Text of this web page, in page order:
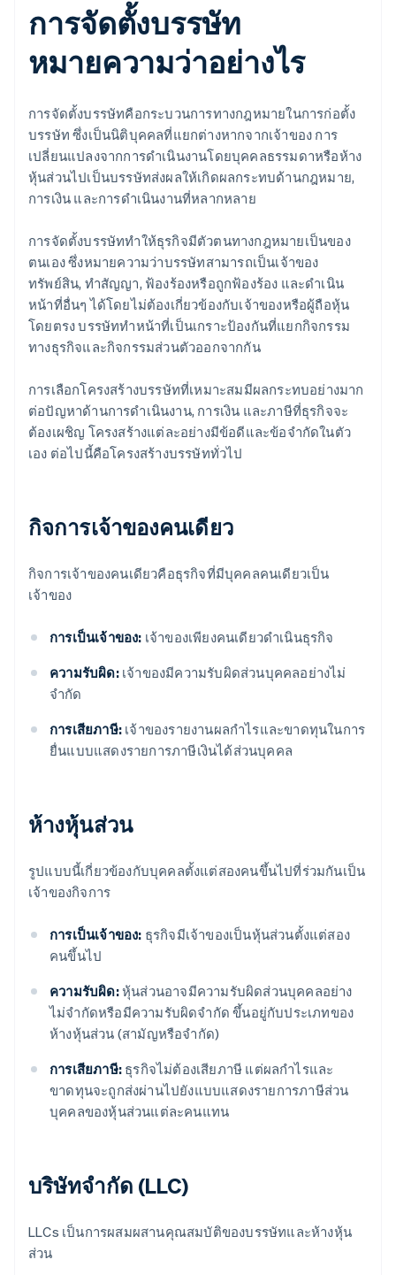
การจัดตั้งบรรษัท
หมายความว่าอย่างไร
การจัดตั้งบรรษัทคือกระบวนการทางกฎหมายในการก่อตั้ง
บรรษัท ซึ่งเป็นนิติบุคคลที่แยกต่างหากจากเจ้าของ การ
เปลี่ยนแปลงจากการดำเนินงานโดยบุคคลธรรมดาหรือห้าง
หุ้นส่วนไปเป็นบรรษัทส่งผลให้เกิดผลกระทบด้านกฎหมาย,
การเงิน และการดำเนินงานที่หลากหลาย
การจัดตั้งบรรษัททำให้ธุรกิจมีตัวตนทางกฎหมายเป็นของ
ตนเอง ซึ่งหมายความว่าบรรษัทสามารถเป็นเจ้าของ
ทรัพย์สิน, ทำสัญญา, ฟ้องร้องหรือถูกฟ้องร้อง และดำเนิน
หน้าที่อื่นๆ ได้โดยไม่ต้องเกี่ยวข้องกับเจ้าของหรือผู้ถือหุ้น
โดยตรง บรรษัททำหน้าที่เป็นเกราะป้องกันที่แยกกิจกรรม
ทางธุรกิจและกิจกรรมส่วนตัวออกจากกัน
การเลือกโครงสร้างบรรษัทที่เหมาะสมมีผลกระทบอย่างมาก
ต่อปัญหาด้านการดำเนินงาน, การเงิน และภาษีที่ธุรกิจจะ
ต้องเผชิญ โครงสร้างแต่ละอย่างมีข้อดีและข้อจำกัดในตัว
เอง ต่อไปนี้คือโครงสร้างบรรษัททั่วไป
กิจการเจ้าของคนเดียว
กิจการเจ้าของคนเดียวคือธุรกิจที่มีบุคคลคนเดียวเป็น
เจ้าของ
การเป็นเจ้าของ: เจ้าของเพียงคนเดียวดำเนินธุรกิจ
ความรับผิด:เจ้าของมีความรับผิดส่วนบุคคลอย่างไม่
จำกัด
การเสียภาษี: เจ้าของรายงานผลกำไรและขาดทุนในการ
ยื่นแบบแสดงรายการภาษีเงินได้ส่วนบุคคล
ห้างหุ้นส่วน
รูปแบบนี้เกี่ยวข้องกับบุคคลตั้งแต่สองคนขึ้นไปที่ร่วมกันเป็น
เจ้าของกิจการ
การเป็นเจ้าของ: ธุรกิจมีเจ้าของเป็นหุ้นส่วนตั้งแต่สอง
คนขึ้นไป
ความรับผิด:หุ้นส่วนอาจมีความรับผิดส่วนบุคคลอย่าง
ไม่จำกัดหรือมีความรับผิดจำกัด ขึ้นอยู่กับประเภทของ
ห้างหุ้นส่วน (สามัญหรือจำกัด)
การเสียภาษี: ธุรกิจไม่ต้องเสียภาษี แต่ผลกำไรและ
ขาดทุนจะถูกส่งผ่านไปยังแบบแสดงรายการภาษีส่วน
บุคคลของหุ้นส่วนแต่ละคนแทน
บริษัทจำกัด (LLC)
LLCs เป็นการผสมผสานคุณสมบัติของบรรษัทและห้างหุ้น
ส่วน